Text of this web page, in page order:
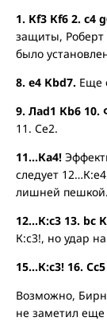
1. Кf3 Кf6 2. с4
защиты,
было
8. e4 Кbd7. Еще
9. Лad1 Кb6 10.
11. Се2.
11...Кa4!
следует
лишней пешкой.
12...К:с3 13. bc
К:c3!, но удар
15…К:c3! 16.
Возможно, Бирн
не заметил